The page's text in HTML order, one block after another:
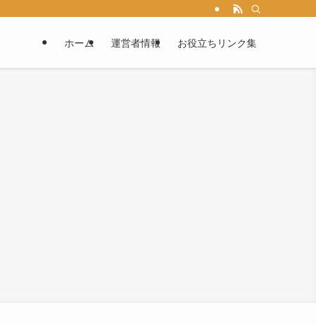
ホーム 運営者情報 お役立ちリンク集